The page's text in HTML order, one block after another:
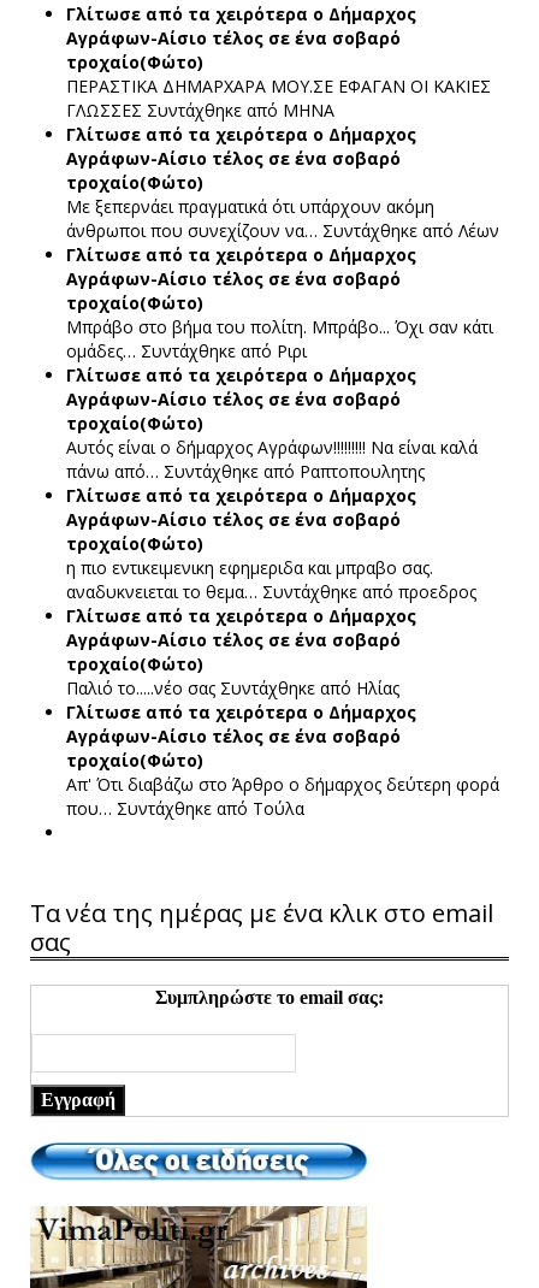
Γλίτωσε από τα χειρότερα ο Δήμαρχος
Αγράφων-Αίσιο τέλος σε ένα σοβαρό
τροχαίο(Φώτο)
ΠΕΡΑΣΤΙΚΑ ΔΗΜΑΡΧΑΡΑ ΜΟΥ.ΣΕ ΕΦΑΓΑΝ ΟΙ ΚΑΚΙΕΣ
ΓΛΩΣΣΕΣ Συντάχθηκε από ΜΗΝΑ
Γλίτωσε από τα χειρότερα ο Δήμαρχος
Αγράφων-Αίσιο τέλος σε ένα σοβαρό
τροχαίο(Φώτο)
Με ξεπερνάει πραγματικά ότι υπάρχουν ακόμη
άνθρωποι που συνεχίζουν να… Συντάχθηκε από Λέων
Γλίτωσε από τα χειρότερα ο Δήμαρχος
Αγράφων-Αίσιο τέλος σε ένα σοβαρό
τροχαίο(Φώτο)
Μπράβο στο βήμα του πολίτη. Μπράβο... Όχι σαν κάτι
ομάδες… Συντάχθηκε από Ριρι
Γλίτωσε από τα χειρότερα ο Δήμαρχος
Αγράφων-Αίσιο τέλος σε ένα σοβαρό
τροχαίο(Φώτο)
Αυτός είναι ο δήμαρχος Αγράφων!!!!!!!!! Να είναι καλά
πάνω από… Συντάχθηκε από Ραπτοπουλητης
Γλίτωσε από τα χειρότερα ο Δήμαρχος
Αγράφων-Αίσιο τέλος σε ένα σοβαρό
τροχαίο(Φώτο)
η πιο εντικειμενικη εφημεριδα και μπραβο σας.
αναδυκνειεται το θεμα… Συντάχθηκε από προεδρος
Γλίτωσε από τα χειρότερα ο Δήμαρχος
Αγράφων-Αίσιο τέλος σε ένα σοβαρό
τροχαίο(Φώτο)
Παλιό το.....νέο σας Συντάχθηκε από Ηλίας
Γλίτωσε από τα χειρότερα ο Δήμαρχος
Αγράφων-Αίσιο τέλος σε ένα σοβαρό
τροχαίο(Φώτο)
Απ' Ότι διαβάζω στο Άρθρο ο δήμαρχος δεύτερη φορά
που… Συντάχθηκε από Τούλα
Τα νέα της ημέρας με ένα κλικ στο email
σας
Συμπληρώστε το email σας:
Εγγραφή